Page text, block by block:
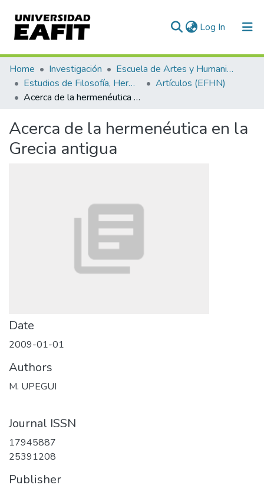
Log In (current)
Communities & Collections
All of DSpace
Home Investigación
Escuela de Artes y Humanidades
Estudios de Filosofía, Hermenéutica y Narrativas
Artículos (EFHN)
Acerca de la hermenéutica en la Grecia antigua
Acerca de la hermenéutica en la
Grecia antigua
Date
2009-01-01
Authors
M. UPEGUI
Journal ISSN
17945887
25391208
Publisher